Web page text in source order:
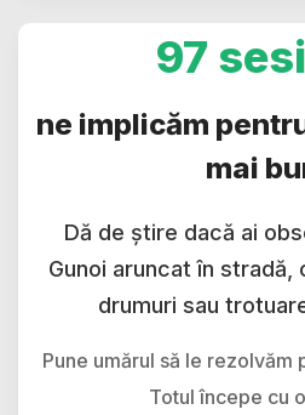
97
ne implicăm
mai
Dă de știre dacă ai
Gunoi aruncat în stradă,
drumuri sau
Pune umărul să le rezolvăm
Totul începe cu